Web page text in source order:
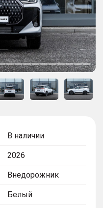
В наличии
2026
Внедорожник
Белый